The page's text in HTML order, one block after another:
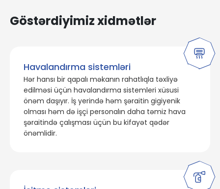
Göstərdiyimiz xidmətlər
Havalandırma sistemləri
Hər hansı bir qapalı məkanın rahatlıqla təxliyə
edilməsi üçün havalandırma sistemleri xüsusi
önəm daşıyır. İş yerində həm şəraitin gigiyenik
olması həm də işçi personalın daha təmiz hava
şəraitində çalışması üçün bu kifayət qədər
önəmlidir.